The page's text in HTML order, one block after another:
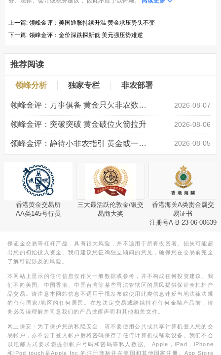
上一篇: 领峰金评：美国通胀持续升温 黄金承压势头不变
下一篇: 领峰金评：金价深跌探新低 美元强压势难逆
推荐阅读
领峰分析 独家专栏 非农部署
领峰金评：万事俱备 黄金只欠非农数据“东风” 2026-08-07
领峰金评：突破突破 黄金破位火箭拉升 2026-08-06
领峰金评：静待小非农指引 黄金或一击破局 2026-08-05
香港黄金交易所
AA类145号行员
三大最活跃伦敦金/银交
易商大奖
香港海关A类贵金属交
易证书
注册号A-B-23-06-00639
保证金交易等杠杆产品，具有很大风险，并不适用于所有投资者。损失可能超
出您的初始投入资金。我们建议您征询独立顾问的意见，确保您在交易前完全
了解可能涉及的风险。
本网站上显示的任何信息仅作为一般数据或参考，并不构成任何投资建议。我
们不向美国、中国香港、中国台湾等某些司法管辖区的居民提供保证金杠杆产
品交易。请注意本网站信息不适用于视发布或使用此类信息违反当地法律法规
的任何国家/地区的任何居民。在您决定交易或继续持有任何金融产品前，请
务必阅读理解并同意我们的产品披露声明和其他相关文件。
网上保安：为了保护您的私隐安全，请不要使用公共或共享计算机登入您的交
易帐户，亦不要于登入帐户后将密码保存于任何计算机或移动设备。我们不会
以电邮方式要求您提供帐户号码和密码等私人数据。 Apple，iPad，iPhone
和iPod touch是Apple Inc.的注册商标并在美国和其他国家注册。App Store